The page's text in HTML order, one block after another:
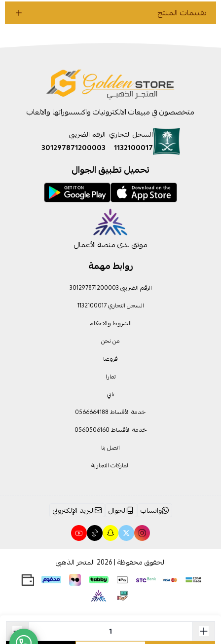
تقييمات المنتج
روابط مهمة
الرقم الضريبي 301297871200003
السجل التجاري 1132100017
الشروط والاحكام
من نحن
فروعنا
تمارا
تابي
خدمة الأقساط 0566664188
خدمة الأقساط 0560506160
اتصل بنا
الماركات التجارية
متخصصون في مبيعات الالكترونيات واكسسوراتها والالعاب
السجل التجاري
1132100017
الرقم الضريبي
301297871200003
تحميل تطبيق الجوال
موثق لدى منصة الأعمال
واتساب الجوال البريد الإلكتروني
الحقوق محفوظة | 2026 المتجر الذهبي